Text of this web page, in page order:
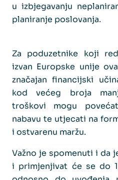
u izbjegavanju
planiranje poslovanja.
Za poduzetnike koji
izvan Europske unije
značajan financijski
kod većeg broja
troškovi mogu
nabavu te utjecati na
i ostvarenu maržu.
Važno je spomenuti i da
i primjenjivat će se do